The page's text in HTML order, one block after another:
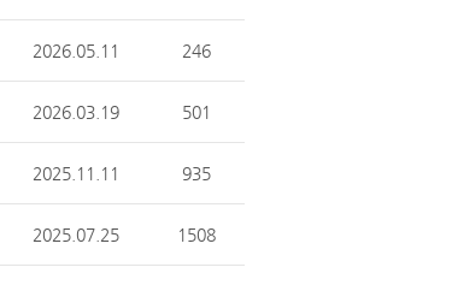
2026.05.11 246
2026.03.19 501
2025.11.11 935
2025.07.25 1508